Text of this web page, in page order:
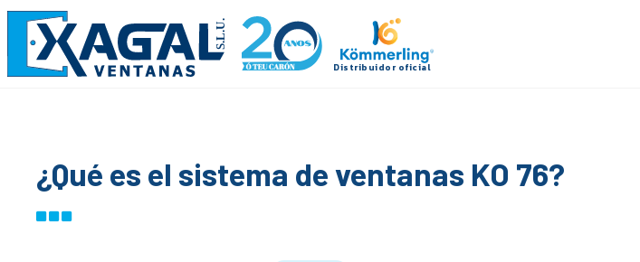
¿Qué es el sistema de ventanas KO 76?